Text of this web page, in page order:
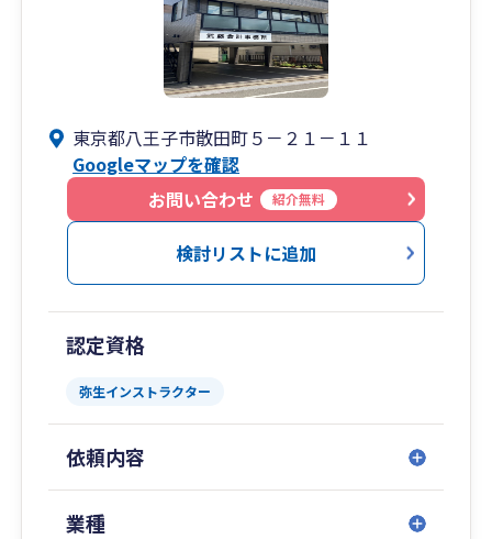
東京都八王子市散田町５－２１－１１
Googleマップを確認
お問い合わせ
紹介無料
検討リストに追加
認定資格
弥生インストラクター
依頼内容
業種